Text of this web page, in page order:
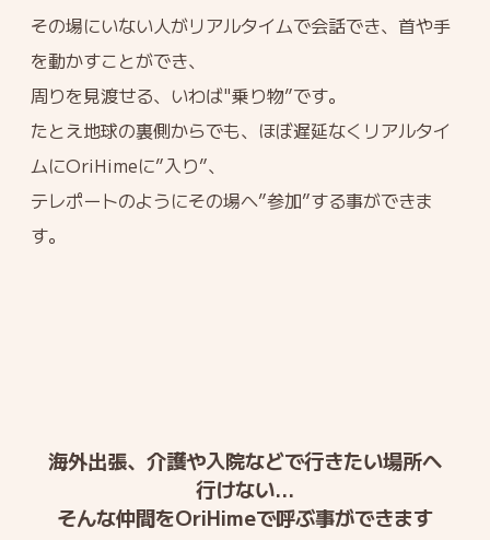
その場にいない人がリアルタイムで会話でき、首や手
を動かすことができ、
周りを見渡せる、いわば"乗り物”です。
たとえ地球の裏側からでも、ほぼ遅延なくリアルタイ
ムにOriHimeに”入り”、
テレポートのようにその場へ”参加”する事ができま
す。
海外出張、介護や入院などで行きたい場所へ
行けない...
そんな仲間をOriHimeで呼ぶ事ができます